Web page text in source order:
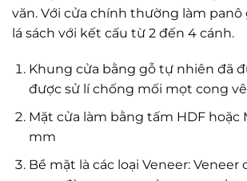
văn. Với cửa chính thường làm panô
lá sách với kết cấu từ 2 đến 4 cánh.
Khung cửa bằng gỗ tự nhiên đã
được sử lí chống mối mọt cong
Mặt cửa làm bằng tấm HDF hoặc
mm
Bề mặt là các loại Veneer: Veneer